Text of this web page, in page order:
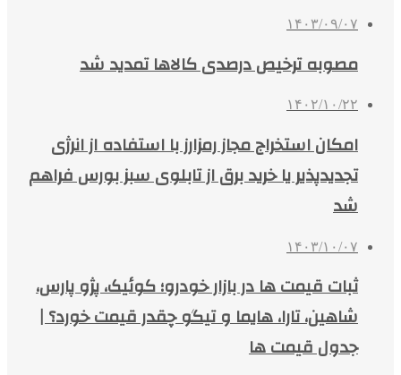
۱۴۰۳/۰۹/۰۷
مصوبه ترخیص درصدی کالاها تمدید شد
۱۴۰۲/۱۰/۲۲
امکان استخراج مجاز رمزارز با استفاده از انرژی
تجدیدپذیر یا خرید برق از تابلوی سبز بورس فراهم
شد
۱۴۰۳/۱۰/۰۷
ثبات قیمت ها در بازار خودرو؛ کوئیک، پژو پارس،
شاهین، تارا، هایما و تیگو چقدر قیمت خورد؟ |
جدول قیمت ها